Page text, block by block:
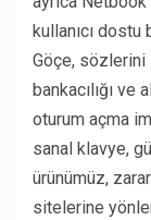
kullanıcı
Göçe, sözlerini
bankacılığı
oturum açma
sanal klavye,
ürünümüz,
sitelerine